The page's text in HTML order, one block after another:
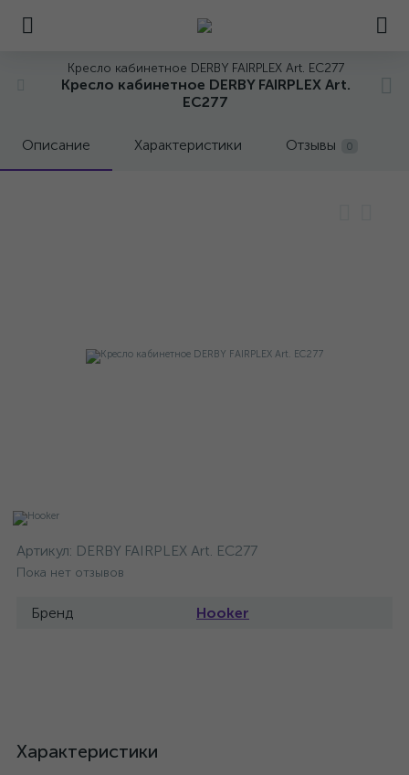
Кресло кабинетное DERBY FAIRPLEX Art. EC277
Кресло кабинетное DERBY FAIRPLEX Art.
EC277
Описание Характеристики Отзывы 0
Артикул: DERBY FAIRPLEX Art. EC277
Пока нет отзывов
Бренд Hooker
Характеристики